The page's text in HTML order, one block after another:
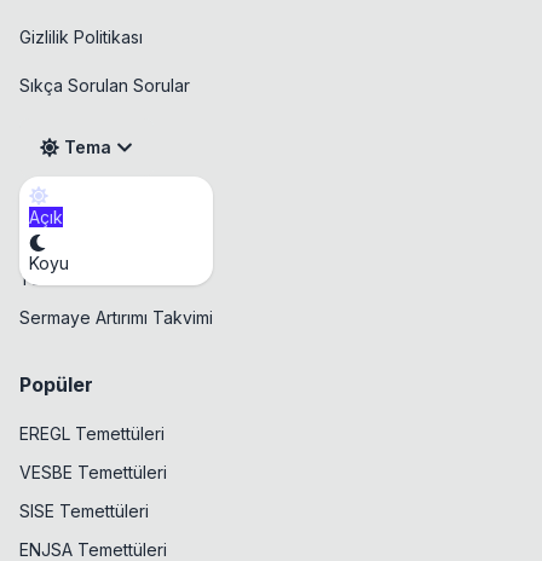
Gizlilik Politikası
Sıkça Sorulan Sorular
Tema
Açık
Koyu
Takvim
Temettü Takvimi
Sermaye Artırımı Takvimi
Popüler
EREGL Temettüleri
VESBE Temettüleri
SISE Temettüleri
ENJSA Temettüleri